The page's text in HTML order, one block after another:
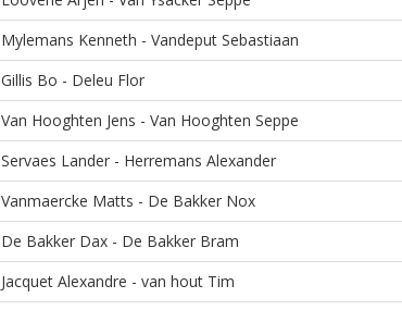
Mylemans Kenneth - Vandeput Sebastiaan
Gillis Bo - Deleu Flor
Van Hooghten Jens - Van Hooghten Seppe
Servaes Lander - Herremans Alexander
Vanmaercke Matts - De Bakker Nox
De Bakker Dax - De Bakker Bram
Jacquet Alexandre - van hout Tim